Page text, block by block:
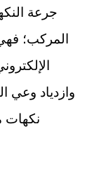
جرعة
المركب؛
وازدياد وعي
نكهات